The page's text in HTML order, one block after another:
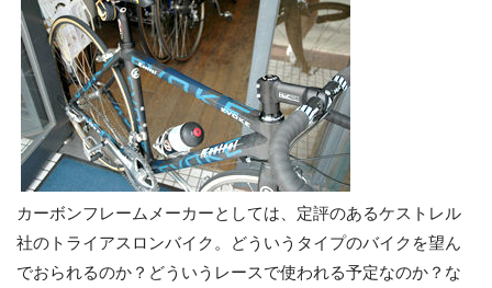
カーボンフレームメーカーとしては、定評のあるケストレル
社のトライアスロンバイク。どういうタイプのバイクを望ん
でおられるのか？どういうレースで使われる予定なのか？な